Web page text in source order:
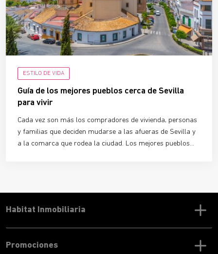
ESTILO DE VIDA
Guía de los mejores pueblos cerca de Sevilla
para vivir
Cada vez son más los compradores de vivienda, personas
y familias que deciden mudarse a las afueras de Sevilla y
a la comarca que rodea la ciudad. Los mejores pueblos
Promociones
Habitat Inmobiliaria